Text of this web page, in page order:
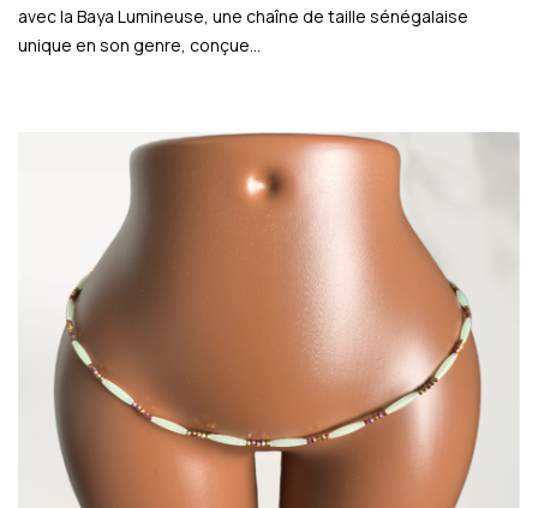
avec la Baya Lumineuse, une chaîne de taille sénégalaise
unique en son genre, conçue…